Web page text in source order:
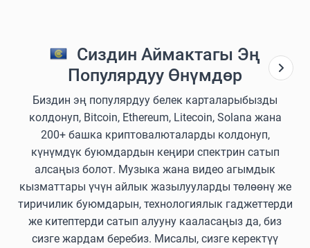
Сиздин Аймактагы Эң
Популярдуу Өнүмдөр
Биздин эң популярдуу белек карталарыбызды
колдонуп, Bitcoin, Ethereum, Litecoin, Solana жана
200+ башка криптовалюталарды колдонуп,
күнүмдүк буюмдардын кеңири спектрин сатып
алсаңыз болот. Музыка жана видео агымдык
кызматтары үчүн айлык жазылууларды төлөөнү же
тиричилик буюмдарын, технологиялык гаджеттерди
же китептерди сатып алууну кааласаңыз да, биз
сизге жардам беребиз. Мисалы, сизге керектүү